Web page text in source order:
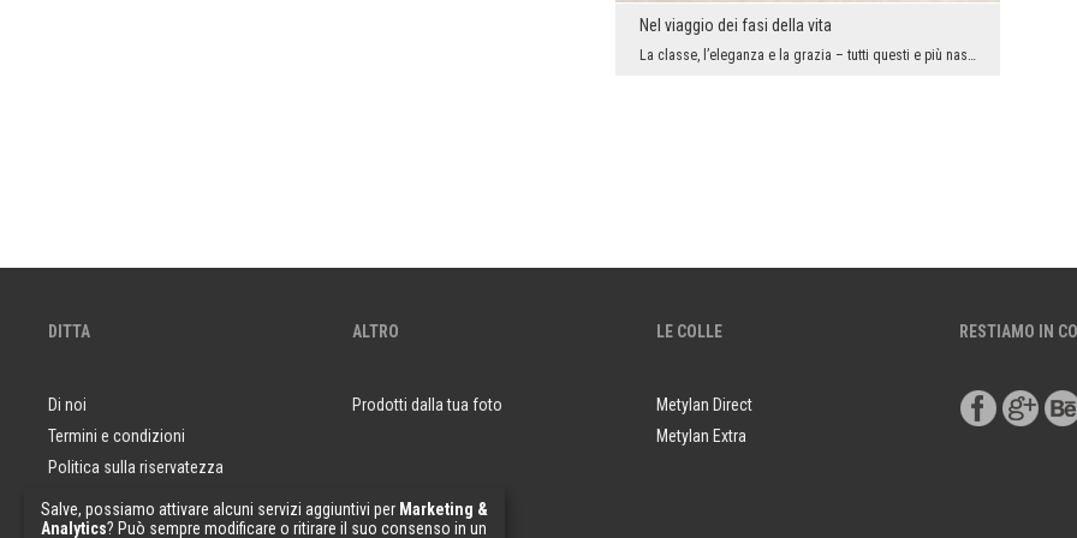
Nel viaggio dei fasi della vita
La classe, l’eleganza e la grazia – tutti questi e più nascondono gli elementi decorativi del car...
DITTA
Di noi
Termini e condizioni
Politica sulla riservatezza
Domande e risposte
Campioni di carta da parati
ALTRO
Prodotti dalla tua foto
LE COLLE
Metylan Direct
Metylan Extra
RESTIAMO IN
Salve, possiamo attivare alcuni servizi aggiuntivi per Marketing &
Analytics? Può sempre modificare o ritirare il suo consenso in un